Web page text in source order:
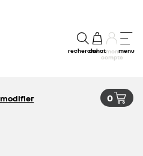
rechercheachatmon
compte
menu
modifier 0